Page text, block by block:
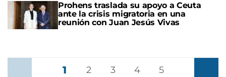
Prohens traslada su apoyo a Ceuta
ante la crisis migratoria en una
reunión con Juan Jesús Vivas
1 2 3 4 5